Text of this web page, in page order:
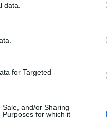
data.
for Targeted
and/or Sharing
for which it